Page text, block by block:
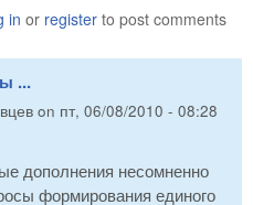
in or register to post comments
...
on пт, 06/08/2010 - 08:28
дополнения несомненно
формирования единого